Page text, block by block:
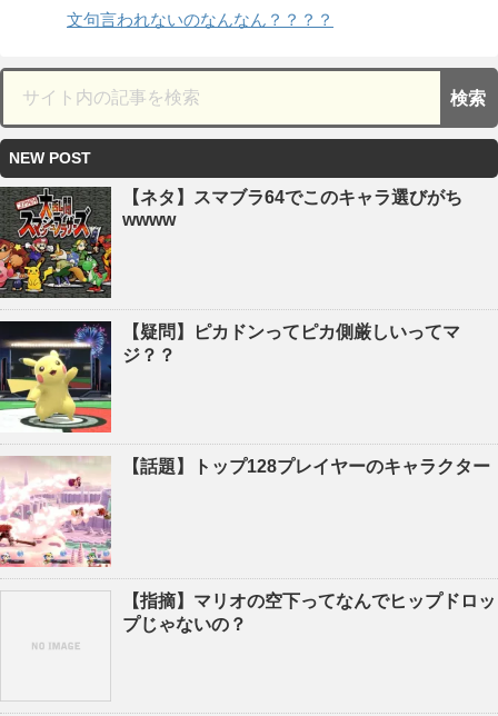
文句言われないのなんなん？？？？
NEW POST
【ネタ】スマブラ64でこのキャラ選びがち
wwww
【疑問】ピカドンってピカ側厳しいってマ
ジ？？
【話題】トップ128プレイヤーのキャラクター
【指摘】マリオの空下ってなんでヒップドロッ
プじゃないの？